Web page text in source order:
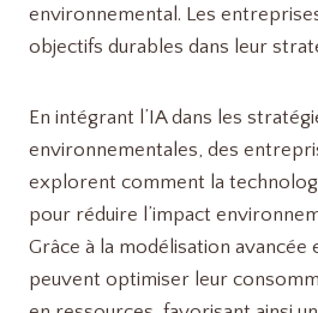
environnemental. Les
objectifs durables dans leur
En intégrant l’IA dans les
environnementales, des
explorent comment la
pour réduire l’impact
Grâce à la modélisation avancée
peuvent optimiser leur